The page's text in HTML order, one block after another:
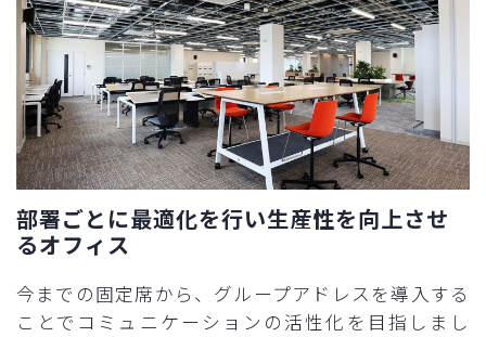
部署ごとに最適化を行い生産性を向上させ
るオフィス​
今までの固定席から、グループアドレスを導入する
ことでコミュニケーションの活性化を目指しまし